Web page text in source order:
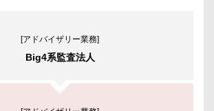
[アドバイザリー業務]
Big4系監査法人